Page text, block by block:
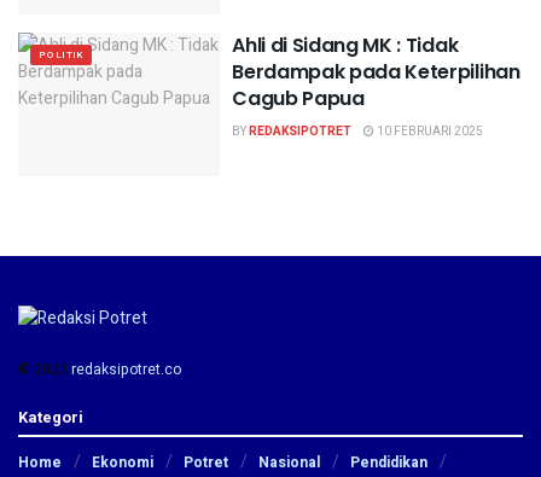
POLITIK
Ahli di Sidang MK : Tidak
Berdampak pada Keterpilihan
Cagub Papua
BYREDAKSIPOTRET 10 FEBRUARI 2025
© 2023 redaksipotret.co-
Kategori
Home Ekonomi Potret Nasional Pendidikan